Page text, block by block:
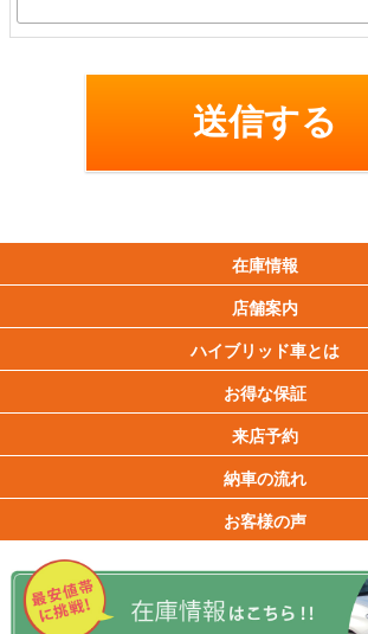
在庫情報
店舗案内
ハイブリッド車とは
お得な保証
来店予約
納車の流れ
お客様の声